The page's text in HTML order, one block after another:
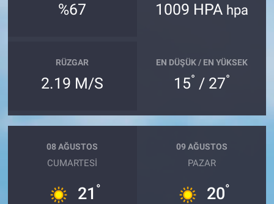
%67 1009 HPA hpa
RÜZGAR
2.19 M/S
EN DÜŞÜK / EN YÜKSEK
15° / 27°
08 AĞUSTOS
CUMARTESI
21 °
09 AĞUSTOS
PAZAR
20°